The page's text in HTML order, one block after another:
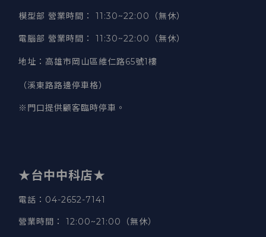
模型部 營業時間 ： 11:30~22:00（無休）
電腦部 營業時間 ： 11:30~22:00（無休）
地址 ： 高雄市岡山區維仁路65號1樓
（溪東路路邊停車格）
※門口提供顧客臨時停車。
★台中中科店★
電話 ：04-2652-7141
營業時間 ： 12:00~21:00（無休）